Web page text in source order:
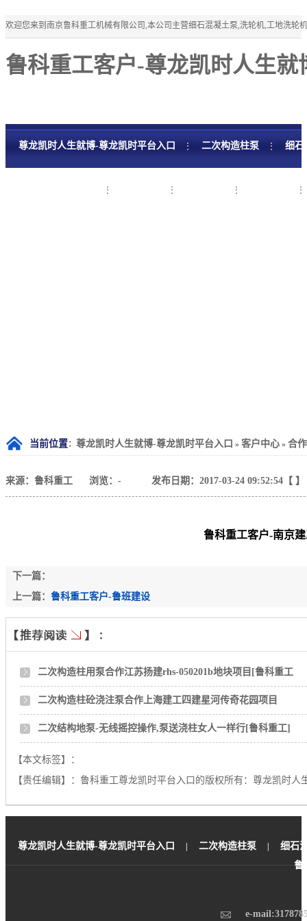
欢迎您来到南京鲁科重工机械有限公司,本公司主营细石混凝土泵,洗轮机,工地洗轮
鲁科重工客户-尊龙凯时人生就
尊龙凯时人生就博-尊龙凯时平台入口 二次构造柱泵 细石
当前位置： 尊龙凯时人生就博-尊龙凯时平台入口 » 客户中心 » 合
来源：鲁科重工 浏览： - 发布日期：2017-03-24 09:52:54【 】
鲁科重工客户-南京
下一篇：
上一篇： 鲁科重工客户-鲁班建设
二次构造柱用泵合作江苏扬建rhs-050201b地块项目[鲁科重工
二次构造柱砼浇注泵合作上海建工四建星河传奇花园项目
二次结构地泵-无线摇控操作,泵送浇柱女人一样行[鲁科重工]
【本文标签】：
【责任编辑】： 鲁科重工尊龙凯时平台入口的版权所有： 尊龙凯时人
尊龙凯时人生就博-尊龙凯时平台入口 二次构造柱泵
细石
鲁
e-mail: